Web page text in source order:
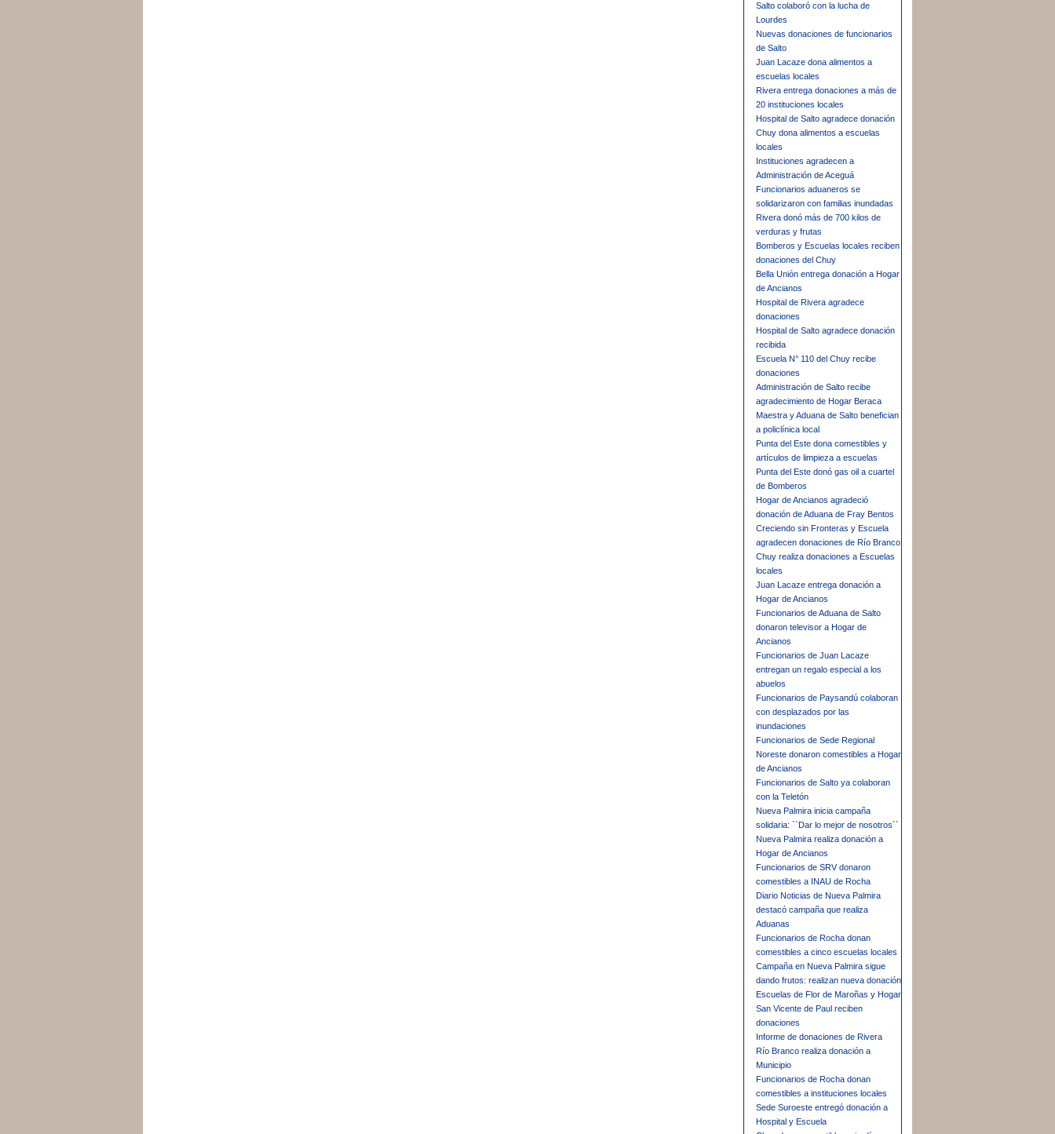
Salto colaboró con la lucha de
Lourdes
Nuevas donaciones de funcionarios
de Salto
Juan Lacaze dona alimentos a
escuelas locales
Rivera entrega donaciones a más de
20 instituciones locales
Hospital de Salto agradece donación
Chuy dona alimentos a escuelas
locales
Instituciones agradecen a
Administración de Aceguá
Funcionarios aduaneros se
solidarizaron con familias inundadas
Rivera donó más de 700 kilos de
verduras y frutas
Bomberos y Escuelas locales reciben
donaciones del Chuy
Bella Unión entrega donación a Hogar
de Ancianos
Hospital de Rivera agradece
donaciones
Hospital de Salto agradece donación
recibida
Escuela N° 110 del Chuy recibe
donaciones
Administración de Salto recibe
agradecimiento de Hogar Beraca
Maestra y Aduana de Salto benefician
a policlínica local
Punta del Este dona comestibles y
artículos de limpieza a escuelas
Punta del Este donó gas oil a cuartel
de Bomberos
Hogar de Ancianos agradeció
donación de Aduana de Fray Bentos
Creciendo sin Fronteras y Escuela
agradecen donaciones de Río Branco
Chuy realiza donaciones a Escuelas
locales
Juan Lacaze entrega donación a
Hogar de Ancianos
Funcionarios de Aduana de Salto
donaron televisor a Hogar de
Ancianos
Funcionarios de Juan Lacaze
entregan un regalo especial a los
abuelos
Funcionarios de Paysandú colaboran
con desplazados por las
inundaciones
Funcionarios de Sede Regional
Noreste donaron comestibles a Hogar
de Ancianos
Funcionarios de Salto ya colaboran
con la Teletón
Nueva Palmira inicia campaña
solidaria: ``Dar lo mejor de nosotros´´
Nueva Palmira realiza donación a
Hogar de Ancianos
Funcionarios de SRV donaron
comestibles a INAU de Rocha
Diario Noticias de Nueva Palmira
destacó campaña que realiza
Aduanas
Funcionarios de Rocha donan
comestibles a cinco escuelas locales
Campaña en Nueva Palmira sigue
dando frutos: realizan nueva donación
Escuelas de Flor de Maroñas y Hogar
San Vicente de Paul reciben
donaciones
Informe de donaciones de Rivera
Río Branco realiza donación a
Municipio
Funcionarios de Rocha donan
comestibles a instituciones locales
Sede Suroeste entregó donación a
Hospital y Escuela